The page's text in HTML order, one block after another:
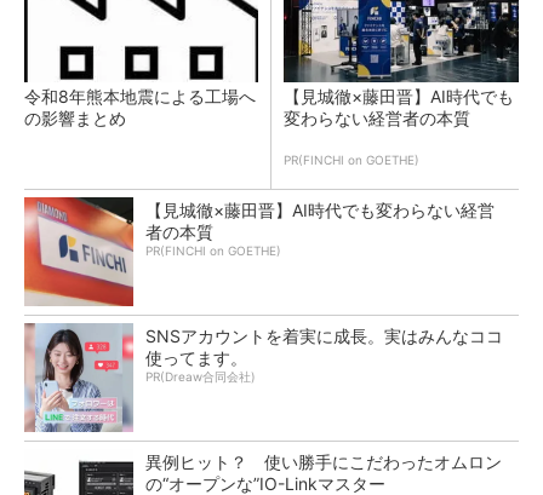
令和8年熊本地震による工場へ
の影響まとめ
【見城徹×藤田晋】AI時代でも
変わらない経営者の本質
PR(FINCHI on GOETHE)
【見城徹×藤田晋】AI時代でも変わらない経営
者の本質
PR(FINCHI on GOETHE)
SNSアカウントを着実に成長。実はみんなココ
使ってます。
PR(Dreaw合同会社)
異例ヒット？ 使い勝手にこだわったオムロン
の“オープンな”IO-Linkマスター